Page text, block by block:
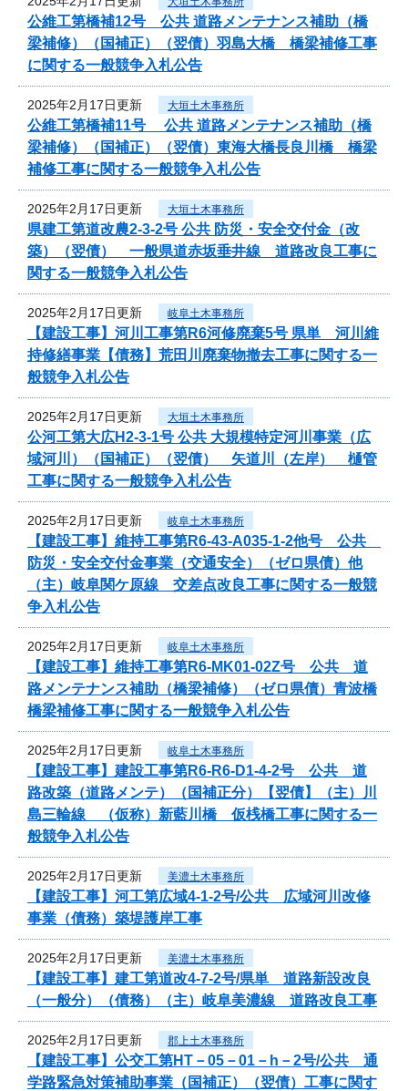
公維工第橋補12号 公共 道路メンテナンス補助（橋
梁補修）（国補正）（翌債）羽島大橋 橋梁補修工事
に関する一般競争入札公告
2025年2月17日更新 大垣土木事務所
公維工第橋補11号 公共 道路メンテナンス補助（橋
梁補修）（国補正）（翌債）東海大橋長良川橋 橋梁
補修工事に関する一般競争入札公告
2025年2月17日更新 大垣土木事務所
県建工第道改農2-3-2号 公共 防災・安全交付金（改
築）（翌債） 一般県道赤坂垂井線 道路改良工事に
関する一般競争入札公告
2025年2月17日更新 岐阜土木事務所
【建設工事】河川工事第R6河修廃棄5号 県単 河川維
持修繕事業【債務】荒田川廃棄物撤去工事に関する一
般競争入札公告
2025年2月17日更新 大垣土木事務所
公河工第大広H2-3-1号 公共 大規模特定河川事業（広
域河川）（国補正）（翌債） 矢道川（左岸） 樋管
工事に関する一般競争入札公告
2025年2月17日更新 岐阜土木事務所
【建設工事】維持工事第R6-43-A035-1-2他号 公共
防災・安全交付金事業（交通安全）（ゼロ県債）他
（主）岐阜関ケ原線 交差点改良工事に関する一般競
争入札公告
2025年2月17日更新 岐阜土木事務所
【建設工事】維持工事第R6-MK01-02Z号 公共 道
路メンテナンス補助（橋梁補修）（ゼロ県債）青波橋
橋梁補修工事に関する一般競争入札公告
2025年2月17日更新 岐阜土木事務所
【建設工事】建設工事第R6-R6-D1-4-2号 公共 道
路改築（道路メンテ）（国補正分）【翌債】（主）川
島三輪線 （仮称）新藍川橋 仮桟橋工事に関する一
般競争入札公告
2025年2月17日更新 美濃土木事務所
【建設工事】河工第広域4-1-2号/公共 広域河川改修
事業（債務）築堤護岸工事
2025年2月17日更新 美濃土木事務所
【建設工事】建工第道改4-7-2号/県単 道路新設改良
（一般分）（債務）（主）岐阜美濃線 道路改良工事
2025年2月17日更新 郡上土木事務所
【建設工事】公交工第HT－05－01－h－2号/公共 通
学路緊急対策補助事業（国補正）（翌債）工事に関す